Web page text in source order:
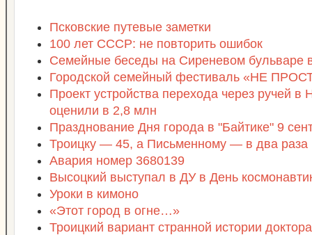
Псковские путевые заметки
100 лет СССР: не повторить ошибок
Семейные беседы на Сиреневом бульваре
Городской семейный фестиваль «НЕ
Проект устройства перехода через ручей в
оценили в 2,8 млн
Празднование Дня города в "Байтике" 9
Троицку — 45, а Письменному — в два раза
Авария номер 3680139
Высоцкий выступал в ДУ в День
Уроки в кимоно
«Этот город в огне…»
Троицкий вариант странной истории